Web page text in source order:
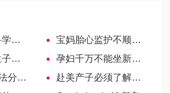
规律
宝妈胎心监护不顺利？一次通过的小技巧请收好
选
孕妇千万不能坐新车有原因，内饰污染会危害胎儿发育
步到位
赴美产子必须了解的医疗制度